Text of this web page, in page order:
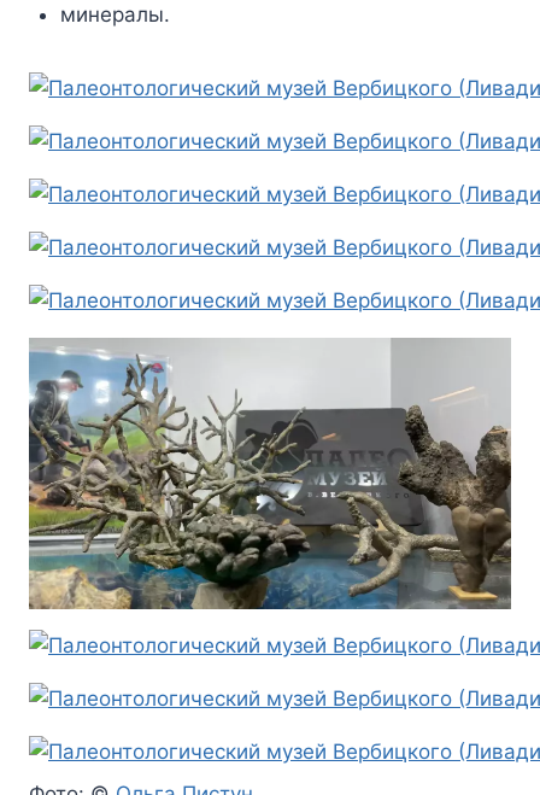
минералы.